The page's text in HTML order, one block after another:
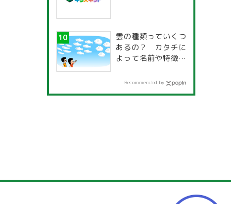
雲の種類っていくつ
あるの？ カタチに
よって名前や特徴が
Recommended by